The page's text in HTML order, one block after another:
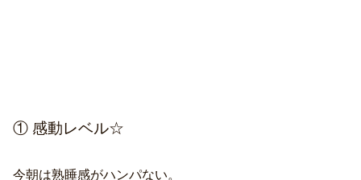
① 感動レベル☆
今朝は熟睡感がハンパない。